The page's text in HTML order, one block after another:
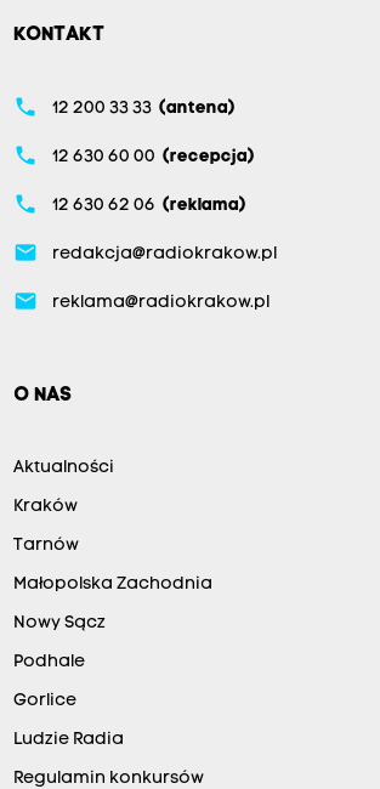
KONTAKT
phone 12 200 33 33 (antena)
phone 12 630 60 00 (recepcja)
phone 12 630 62 06 (reklama)
email redakcja@radiokrakow.pl
email reklama@radiokrakow.pl
O NAS
Aktualności
Kraków
Tarnów
Małopolska Zachodnia
Nowy Sącz
Podhale
Gorlice
Ludzie Radia
Regulamin konkursów